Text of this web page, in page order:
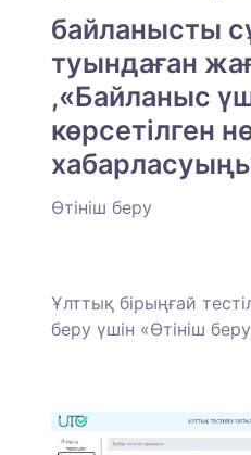
байланысты
туындаған
,«Байланыс
көрсетілген
Өтініш беру
Ұлттық бірыңғай
беру үшін «Өтініш